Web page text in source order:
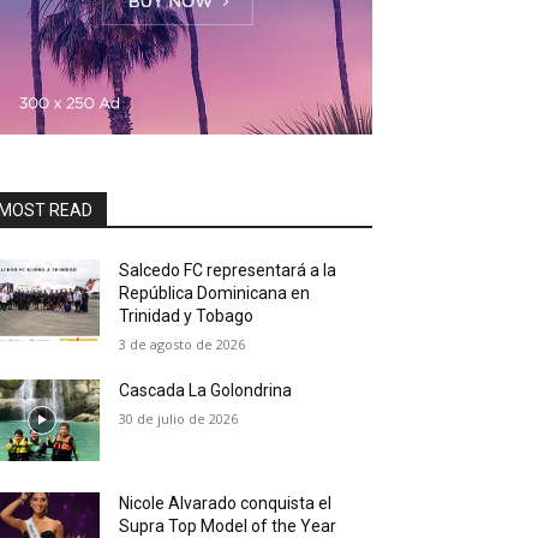
READ
Salcedo FC representará a la
República Dominicana en
Trinidad y Tobago
3 de agosto de 2026
Cascada La Golondrina
30 de julio de 2026
Nicole Alvarado conquista el
Supra Top Model of the Year